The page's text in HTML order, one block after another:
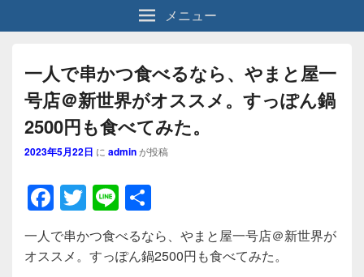
メニュー
一人で串かつ食べるなら、やまと屋一
号店＠新世界がオススメ。すっぽん鍋
2500円も食べてみた。
2023年5月22日 に adminが投稿
F
a
c
T
wi
tt
Li
n
e
有
一人で串かつ食べるなら、やまと屋一号店＠新世界が
オススメ。すっぽん鍋2500円も食べてみた。